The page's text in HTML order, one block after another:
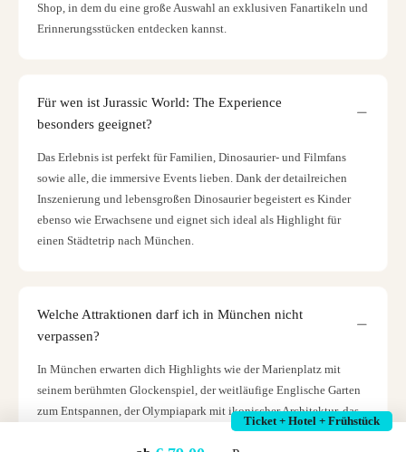
Shop, in dem du eine große Auswahl an exklusiven Fanartikeln und
Erinnerungsstücken entdecken kannst.
Für wen ist Jurassic World: The Experience
besonders geeignet?
Das Erlebnis ist perfekt für Familien, Dinosaurier- und Filmfans
sowie alle, die immersive Events lieben. Dank der detailreichen
Inszenierung und lebensgroßen Dinosaurier begeistert es Kinder
ebenso wie Erwachsene und eignet sich ideal als Highlight für
einen Städtetrip nach München.
Welche Attraktionen darf ich in München nicht
verpassen?
In München erwarten dich Highlights wie der Marienplatz mit
seinem berühmten Glockenspiel, der weitläufige Englische Garten
zum Entspannen, der Olympiapark mit ikonischer Architektur, das
prachtvolle Schloss Nymphenburg sowie der Viktualienmarkt mit
Ticket + Hotel + Frühstück